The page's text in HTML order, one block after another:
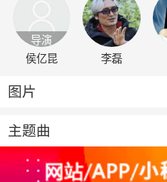
导演
侯亿昆
李磊
图片
主题曲